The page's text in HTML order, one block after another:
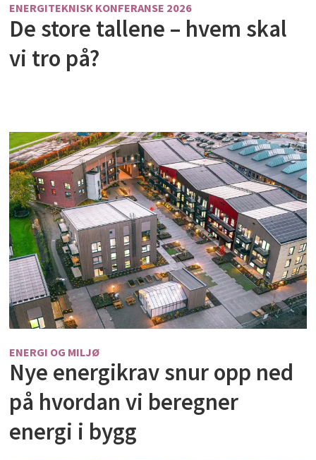
ENERGITEKNISK KONFERANSE 2026
De store tallene – hvem skal
vi tro på?
ENERGI OG MILJØ
Nye energikrav snur opp ned
på hvordan vi beregner
energi i bygg